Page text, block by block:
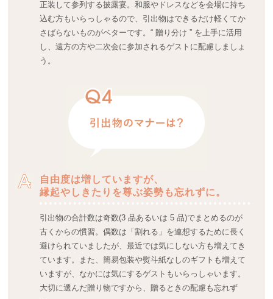
正装して参列する披露宴。和服やドレスなどを会場に持ち
込む方もいらっしゃるので、引出物はできるだけ軽くてか
さばらないものがベターです。“ 贈り分け ” を上手に活用
し、遠方の方や二次会に参加されるゲストに配慮しましょ
う。
自由度は増していますが、
縁起やしきたりを尊ぶ姿勢も忘れずに。
引出物の合計数は奇数(3 品あるいは 5 品)でまとめるのが
古くからの慣習。偶数は「割れる」を連想するために長く
避けられていましたが、最近では気にしない方も増えてき
ています。また、簡易包装や熨斗紙なしのギフトも増えて
いますが、なかには気にするゲストもいらっしゃいます。
大切に選んだ贈り物ですから、贈るときの配慮も忘れず